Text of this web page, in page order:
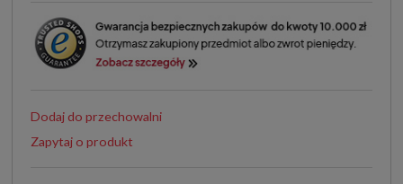
Dodaj do przechowalni
Zapytaj o produkt